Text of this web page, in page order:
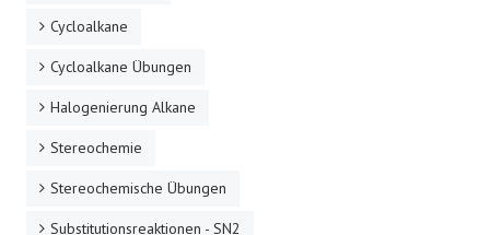
Cycloalkane
Cycloalkane Übungen
Halogenierung Alkane
Stereochemie
Stereochemische Übungen
Substitutionsreaktionen - SN2